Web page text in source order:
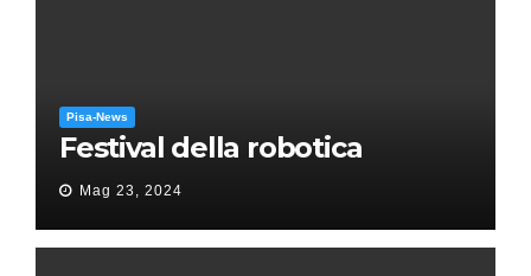
Pisa-News
Festival della robotica
Mag 23, 2024